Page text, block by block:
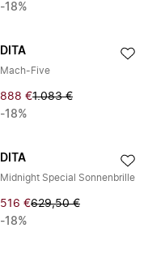
-18%
DITA
Mach-Five
888 €1.083 €
-18%
DITA
Midnight Special Sonnenbrille
516 €629,50 €
-18%